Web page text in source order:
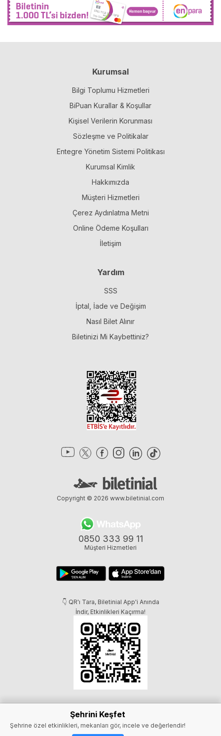
Şehrini Keşfet
Şehrine özel etkinlikleri, mekanları gör, incele ve değerlendir!
Kurumsal
Bilgi Toplumu Hizmetleri
BiPuan Kurallar & Koşullar
Kişisel Verilerin Korunması
Sözleşme ve Politikalar
Entegre Yönetim Sistemi Politikası
Kurumsal Kimlik
Hakkımızda
Müşteri Hizmetleri
Çerez Aydınlatma Metni
Online Ödeme Koşulları
İletişim
Yardım
SSS
İptal, İade ve Değişim
Nasıl Bilet Alınır
Biletinizi Mi Kaybettiniz?
0850 333 99 11
Müşteri Hizmetleri
👇 QR'ı Tara, Biletinial App'i Anında
İndir, Etkinlikleri Kaçırma!
Copyright © 2026 www.biletinial.com